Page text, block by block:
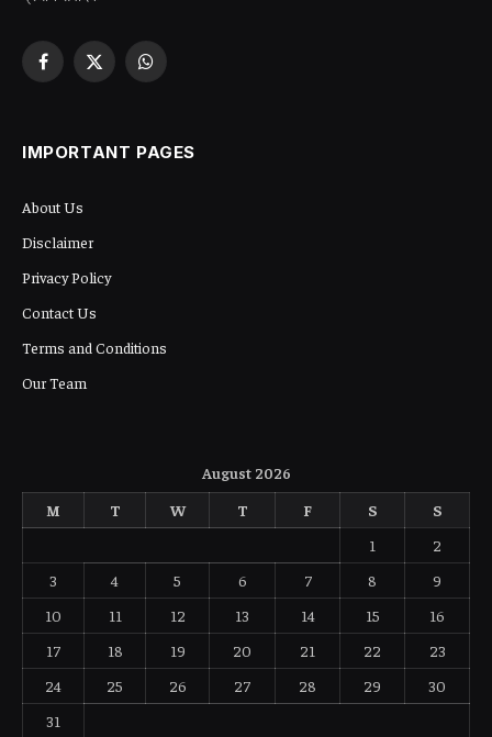
Facebook
X
WhatsApp
IMPORTANT PAGES
About Us
Disclaimer
Privacy Policy
Contact Us
Terms and Conditions
Our Team
August 2026
M
T W T F S
S
1
2
3
4 5 6 7 8
9
10
11 12 13 14 15
16
17
18 19 20 21 22
23
24
25 26 27 28 29
30
31